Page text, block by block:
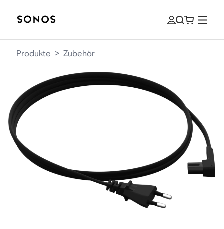
Produkte > Zubehör